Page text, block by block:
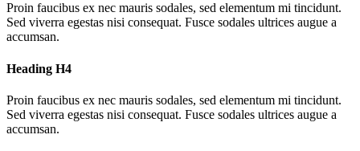
Proin faucibus ex nec mauris sodales, sed elementum mi tincidunt.
Sed viverra egestas nisi consequat. Fusce sodales ultrices augue a
accumsan.
Heading H4
Proin faucibus ex nec mauris sodales, sed elementum mi tincidunt.
Sed viverra egestas nisi consequat. Fusce sodales ultrices augue a
accumsan.